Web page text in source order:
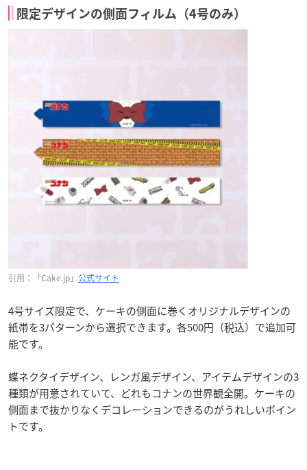
限定デザインの側面フィルム（4号のみ）
引用：「Cake.jp」 公式サイト
4号サイズ限定で、ケーキの側面に巻くオリジナルデザインの
紙帯を3パターンから選択できます。各500円（税込）で追加可
能です。
蝶ネクタイデザイン、レンガ風デザイン、アイテムデザインの3
種類が用意されていて、どれもコナンの世界観全開。ケーキの
側面まで抜かりなくデコレーションできるのがうれしいポイン
トです。